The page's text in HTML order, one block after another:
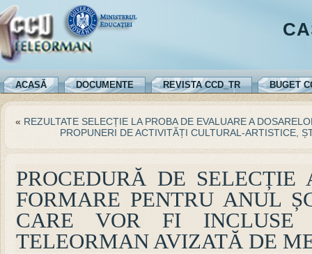
ACASĂ DOCUMENTE REVISTA CCD_TR BUGET
« REZULTATE SELECȚIE LA PROBA DE EVALUARE A
PROPUNERI DE ACTIVITĂȚI CULTURAL-ARTISTICE,
PROCEDURĂ DE SELECȚIE
FORMARE PENTRU ANUL
CARE VOR FI INCLUSE
TELEORMAN AVIZATĂ DE